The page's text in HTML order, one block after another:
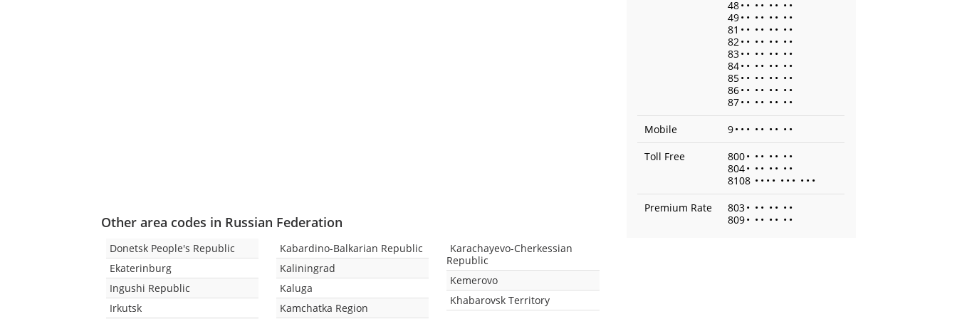
Other area codes in Russian Federation
Donetsk People's Republic
Ekaterinburg
Ingushi Republic
Irkutsk
Kabardino-Balkarian Republic
Kaliningrad
Kaluga
Kamchatka Region
Karachayevo-Cherkessian
Republic
Kemerovo
Khabarovsk Territory
48• • • • • • • •
49• • • • • • • •
81 • • • • • • • •
82• • • • • • • •
83• • • • • • • •
84• • • • • • • •
85• • • • • • • •
86• • • • • • • •
87• • • • • • • •
Mobile
9• • • • • • • • •
Toll Free
800• • • • • • •
804• • • • • • •
8108 • • • • • • • • • •
Premium Rate
803• • • • • • •
809• • • • • • •